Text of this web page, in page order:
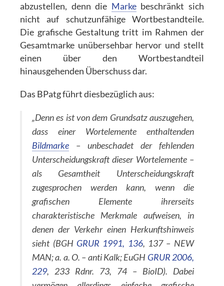
abzustellen, denn die Markebeschränkt sich
nicht auf schutzunfähige Wortbestandteile.
Die grafische Gestaltung tritt im Rahmen der
Gesamtmarke unübersehbar hervor und stellt
einen über den Wortbestandteil
hinausgehenden Überschuss dar.
Das BPatg führt diesbezüglich aus:
„Denn es ist von dem Grundsatz auszugehen,
dass einer Wortelemente enthaltenden
Bildmarke – unbeschadet der fehlenden
Unterscheidungskraft dieser Wortelemente –
als Gesamtheit Unterscheidungskraft
zugesprochen werden kann, wenn die
grafischen Elemente ihrerseits
charakteristische Merkmale aufweisen, in
denen der Verkehr einen Herkunftshinweis
sieht (BGH GRUR 1991, 136, 137 – NEW
MAN; a. a. O. – anti Kalk; EuGH GRUR 2006,
229, 233 Rdnr. 73, 74 – BioID). Dabei